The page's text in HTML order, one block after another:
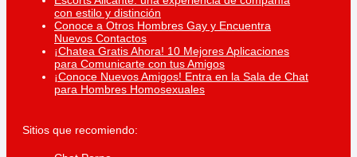
con estilo y distinción
Conoce a Otros Hombres Gay y Encuentra
Nuevos Contactos
¡Chatea Gratis Ahora! 10 Mejores Aplicaciones
para Comunicarte con tus Amigos
¡Conoce Nuevos Amigos! Entra en la Sala de Chat
para Hombres Homosexuales
Sitios que recomiendo: